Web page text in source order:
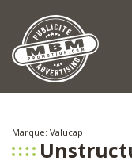
Marque: Valucap